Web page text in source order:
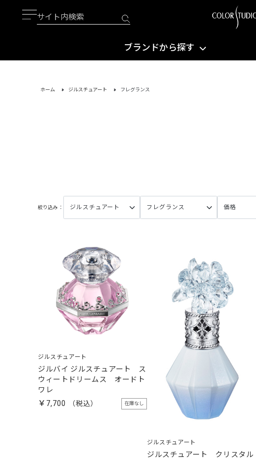
ブランドから探す
ホーム ジルスチュアート フレグランス
絞り込み
ジルスチュアート
ジルバイ ジルスチュアート ス
ウィートドリームス オードト
ワレ
￥7,700 在庫なし
ジルスチュアート
ジルスチュアート クリスタル